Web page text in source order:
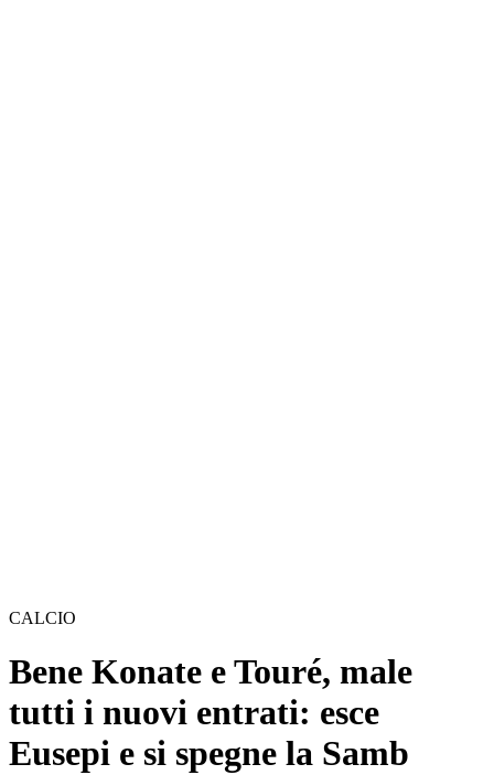
CALCIO
Bene Konate e Touré, male
tutti i nuovi entrati: esce
Eusepi e si spegne la Samb